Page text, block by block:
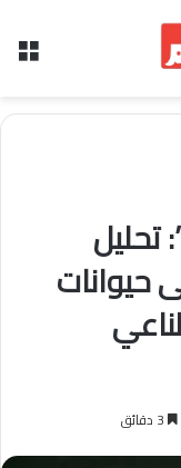
حيوانات